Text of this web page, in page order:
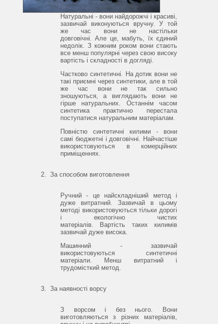
Натуральні - вони найдорожчі і красиві,
зазвичай виконуються вручну.У той
же час вони не настільки
довговічні.Але це, мабуть, їх єдиний
недолік. З кожним роком вони стають
все менш популярні через свою високу
вартість і складності в догляді.
Частково синтетичні. На дотик вони не
такі приємні через синтетики, але в той
же час вони не так сильно
зношуються, а виглядають вони не
гірше натуральних. Останнім часом
синтетика практично перестала
поступатися натуральним матеріалам.
Повністю синтетичні килими - вони
самі бюджетні і довговічні. Найчастіше
використовуються в комерційних
приміщеннях.
2. За способом виготовлення
Ручний - це найскладніший метод і
дуже витратний. Зазвичай в цьому
методі використовуються тільки дорогі
і екологічно чистих
матеріалів.
Вартість таких килимів
зазвичай дуже висока.
Машинний - зазвичай
використовуються синтетичні
матеріали.
Менш витратний і
трудомісткий метод.
3. За наявності ворсу
З ворсом і без нього.
Вони
виготовляються з різних матеріалів,